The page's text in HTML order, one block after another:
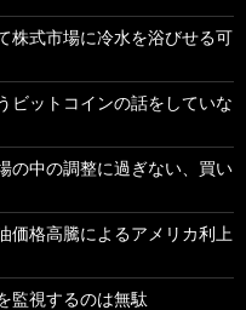
株式市場に冷水を浴びせる可
ビットコインの話をしていな
の中の調整に過ぎない、買い
価格高騰によるアメリカ利上
監視するのは無駄